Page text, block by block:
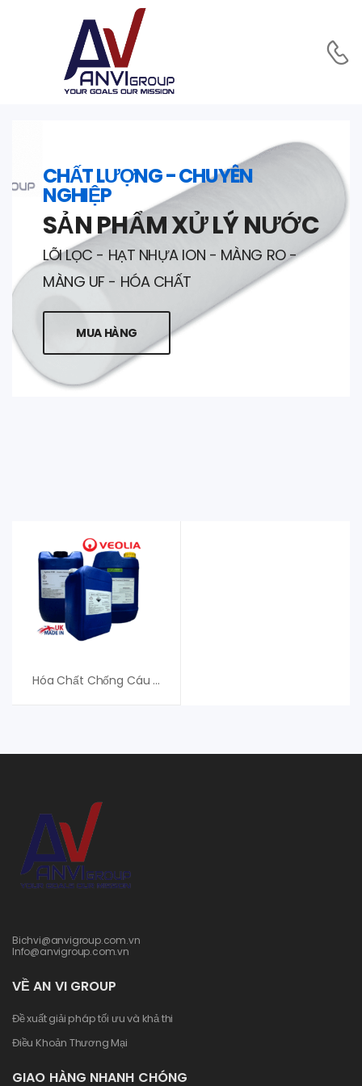
CHẤT LƯỢNG - CHUYÊN
NGHIỆP
SẢN PHẨM XỬ LÝ NƯỚC
LÕI LỌC - HẠT NHỰA ION - MÀNG RO -
MÀNG UF - HÓA CHẤT
MUA HÀNG
Hóa Chất Chống Cáu Cặn Hệ Thống RO Hydrex 4102 – Xuất Xứ Anh
Bichvi@anvigroup.com.vn
Info@anvigroup.com.vn
VỀ AN VI GROUP
Đề xuất giải pháp tối ưu và khả thi
Điều Khoản Thương Mại
GIAO HÀNG NHANH CHÓNG